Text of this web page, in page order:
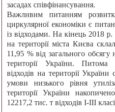
засадах співфінансування.
Важливим питанням
циркулярної економіки є
із відходами. На кінець 2018
на території міста Києва
11,95 % від загального обсягу
території України. Питома
відходів на території
умови низького рівня
території України
12217,2 тис. т відходів І-ІІІ